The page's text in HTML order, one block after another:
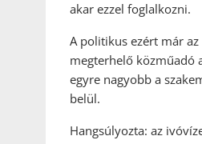
akar ezzel foglalkozni.
A politikus ezért már
megterhelő közműadó
egyre nagyobb a
belül.
Hangsúlyozta: az